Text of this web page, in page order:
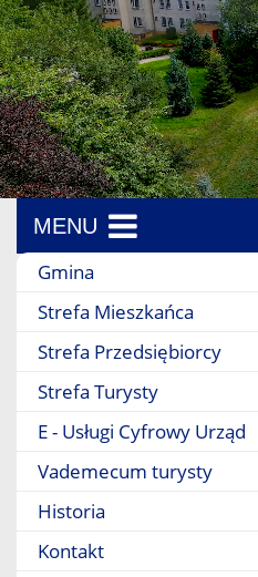
MENU
Menu boczne
Gmina
Strefa Mieszkańca
Strefa Przedsiębiorcy
Strefa Turysty
E - Usługi Cyfrowy Urząd
Vademecum turysty
Historia
Kontakt